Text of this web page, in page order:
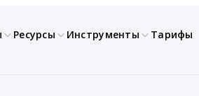
Ресурсы Инструменты Тарифы